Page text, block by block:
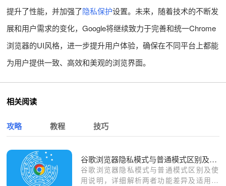
提升了性能，并加强了隐私保护设置。未来，随着技术的不断发
展和用户需求的变化，Google将继续致力于完善和统一Chrome
浏览器的UI风格，进一步提升用户体验，确保在不同平台上都能
为用户提供一致、高效和美观的浏览界面。
相关阅读
攻略 教程 技巧
谷歌浏览器隐私模式与普通模式区别及使用说明
谷歌浏览器隐私模式与普通模式区别及使
用说明，详细解析两者功能差异及适用场